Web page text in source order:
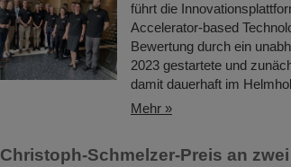
führt die
Accelerator-based
Bewertung durch ein
2023 gestartete und
damit dauerhaft im
Mehr »
Christoph-Schmelzer-Preis an